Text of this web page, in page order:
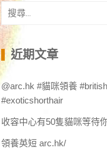
搜
尋
關
鍵
字:
近期文章
@arc.hk #貓咪領養
#exoticshorthair
收容中心有50隻貓咪等待
領養英短 arc.hk/